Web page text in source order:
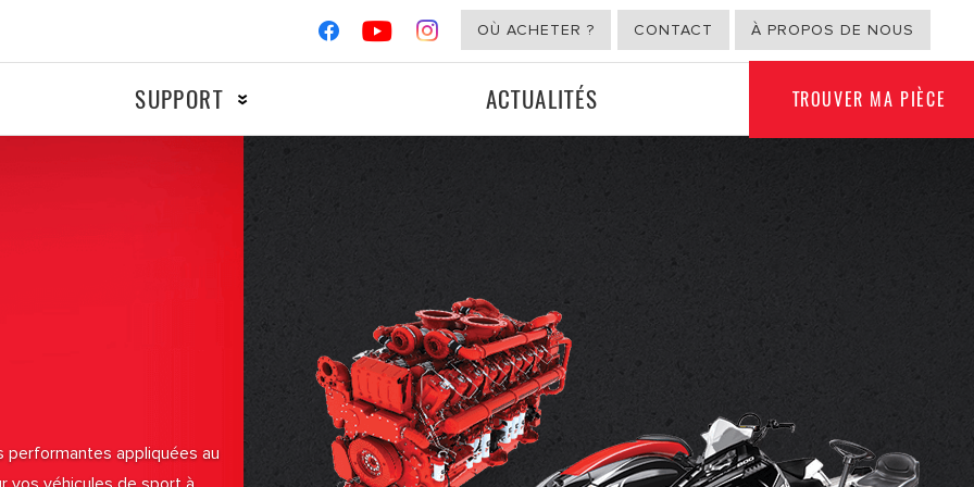
OÙ ACHETER ? CONTACT À PROPOS DE NOUS
COMPÉTITION
SUPPORT ACTUALITÉS TROUVER MA PIÈCE
appliquées au